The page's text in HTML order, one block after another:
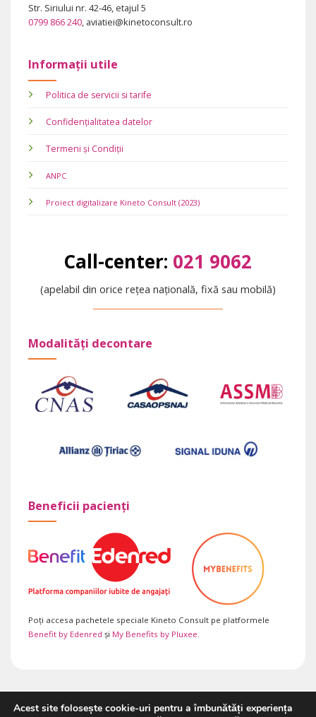
Str. Siriului nr. 42-46, etajul 5
0799 866 240, aviatiei@kinetoconsult.ro
Informații utile
Politica de servicii si tarife
Confidențialitatea datelor
Termeni și Condiții
ANPC
Proiect digitalizare Kineto Consult (2023)
Call-center: 021 9062
(apelabil din orice rețea națională, fixă sau mobilă)
Modalități decontare
Beneficii pacienți
Poți accesa pachetele speciale Kineto Consult pe platformele
Benefit by Edenred și My Benefits by Pluxee.
Acest site folosește cookie-uri pentru a îmbunătăți experiența